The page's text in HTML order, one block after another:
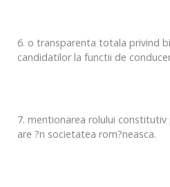
6. o transparenta totala privind
candidatilor la functii de
7. mentionarea rolului constitutiv
are ?n societatea rom?neasca.